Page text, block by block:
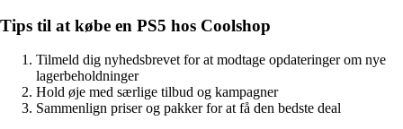
Tips til at købe en PS5 hos Coolshop
Tilmeld dig nyhedsbrevet for at modtage opdateringer om nye
lagerbeholdninger
Hold øje med særlige tilbud og kampagner
Sammenlign priser og pakker for at få den bedste deal